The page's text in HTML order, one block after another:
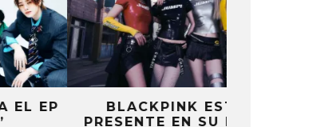
BLACKPINK ESTARÁ
PRESENTE EN SU EVENTO